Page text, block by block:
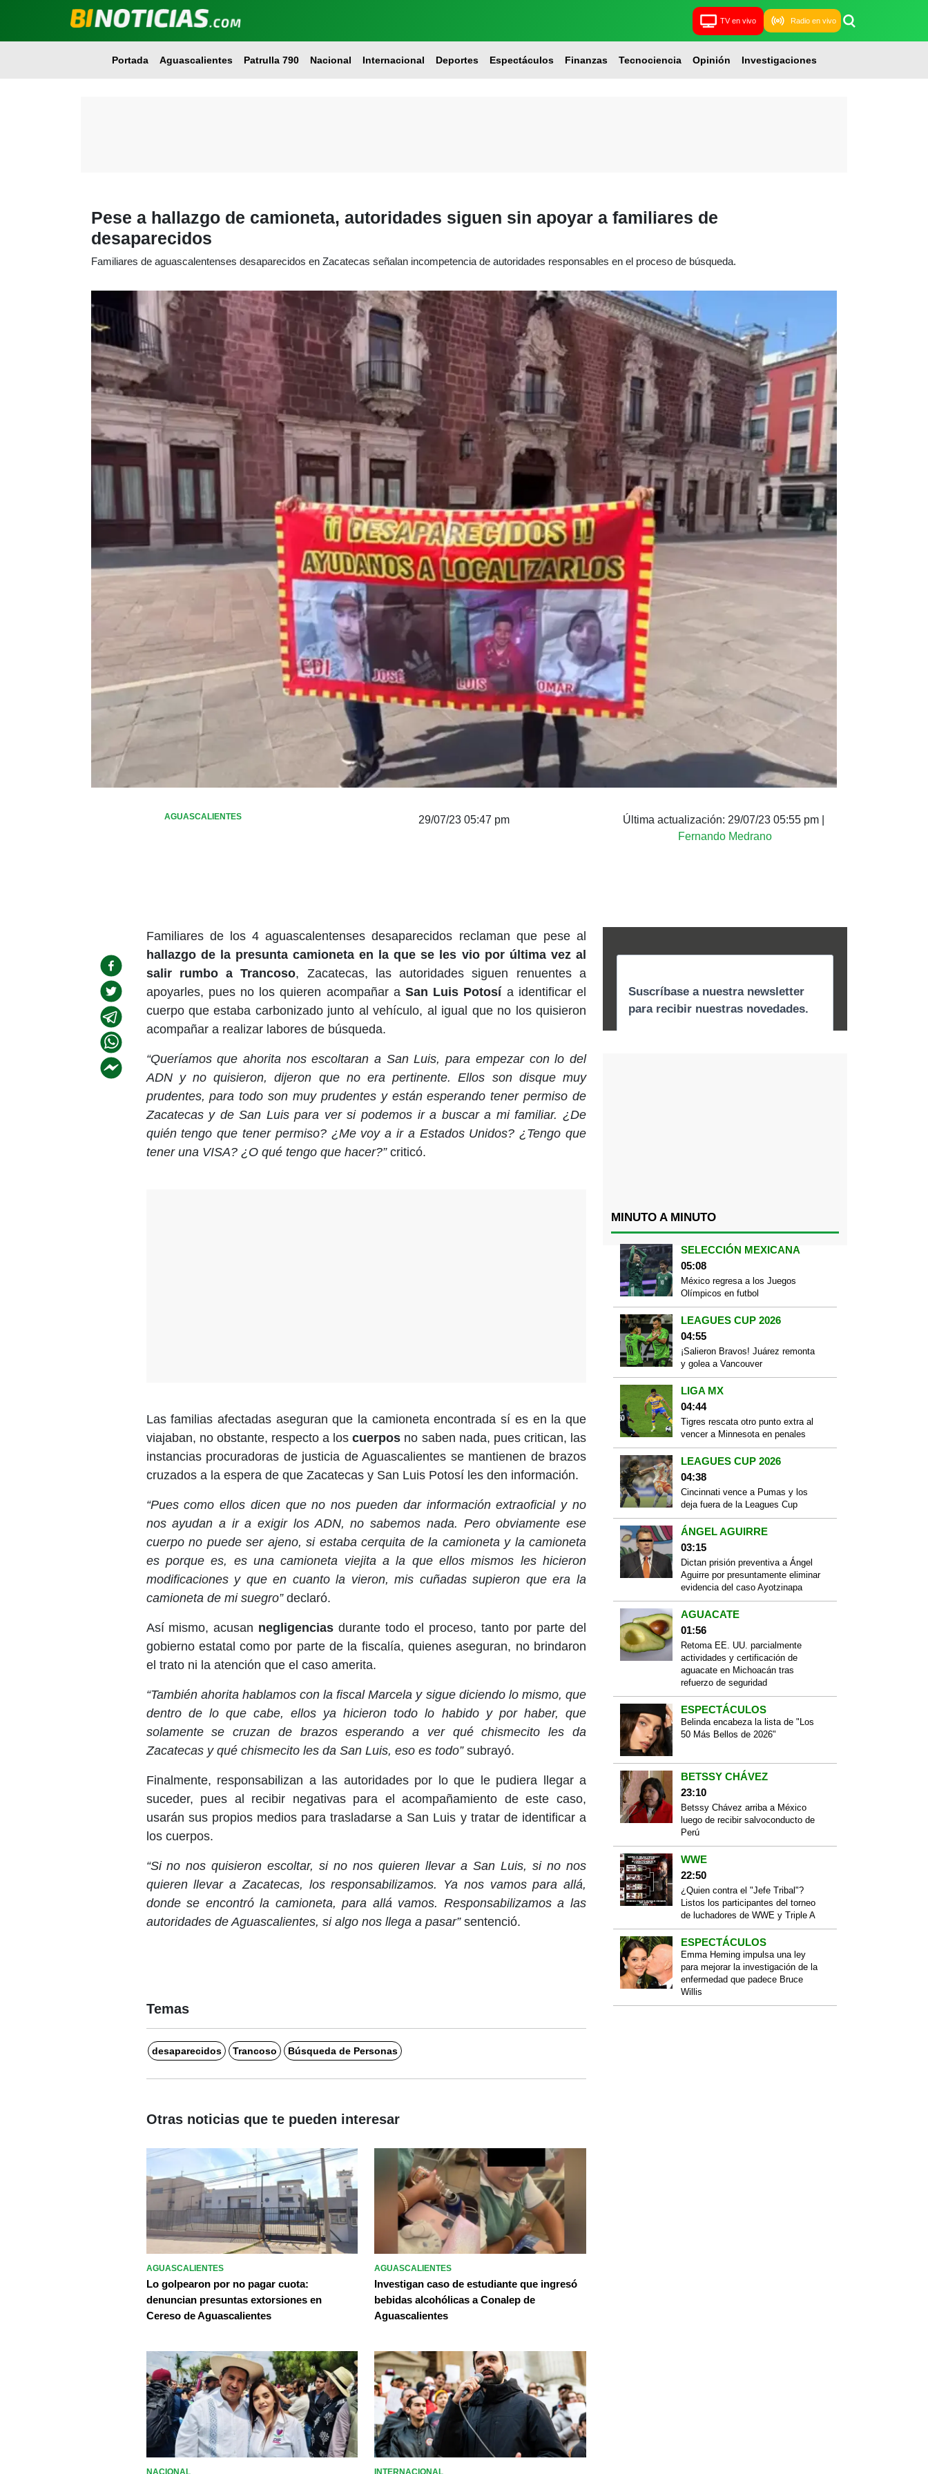
TV en vivo Radio en vivo
Portada Aguascalientes Patrulla 790 Nacional Internacional Deportes Espectáculos Finanzas Tecnociencia Opinión Investigaciones
Pese a hallazgo de camioneta, autoridades siguen sin apoyar a familiares de
desaparecidos
Familiares de aguascalentenses desaparecidos en Zacatecas señalan incompetencia de autoridades responsables en el proceso de búsqueda.
AGUASCALIENTES 29/07/23 05:47 pm Última actualización: 29/07/23 05:55 pm
Fernando Medrano
Familiares de los 4 aguascalentenses desaparecidos reclaman que pese al
hallazgo de la presunta camioneta en la que se les vio por última vez al
salir rumbo a Trancoso, Zacatecas, las autoridades siguen renuentes a
apoyarles, pues no los quieren acompañar a San Luis Potosí a identificar el
cuerpo que estaba carbonizado junto al vehículo, al igual que no los quisieron
acompañar a realizar labores de búsqueda.
“Queríamos que ahorita nos escoltaran a San Luis, para empezar con lo del
ADN y no quisieron, dijeron que no era pertinente. Ellos son disque muy
prudentes, para todo son muy prudentes y están esperando tener permiso de
Zacatecas y de San Luis para ver si podemos ir a buscar a mi familiar. ¿De
quién tengo que tener permiso? ¿Me voy a ir a Estados Unidos? ¿Tengo que
tener una VISA? ¿O qué tengo que hacer?”criticó.
Las familias afectadas aseguran que la camioneta encontrada sí es en la que
viajaban, no obstante, respecto a loscuerpos no saben nada, pues critican, las
instancias procuradoras de justicia de Aguascalientes se mantienen de brazos
cruzados a la espera de que Zacatecas y San Luis Potosí les den información.
“Pues como ellos dicen que no nos pueden dar información extraoficial y no
nos ayudan a ir a exigir los ADN, no sabemos nada. Pero obviamente ese
cuerpo no puede ser ajeno, si estaba cerquita de la camioneta y la camioneta
es porque es, es una camioneta viejita a la que ellos mismos les hicieron
modificaciones y que en cuanto la vieron, mis cuñadas supieron que era la
camioneta de mi suegro”declaró.
Así mismo, acusan negligencias durante todo el proceso, tanto por parte del
gobierno estatal como por parte de la fiscalía, quienes aseguran, no brindaron
el trato ni la atención que el caso amerita.
“También ahorita hablamos con la fiscal Marcela y sigue diciendo lo mismo, que
dentro de lo que cabe, ellos ya hicieron todo lo habido y por haber, que
solamente se cruzan de brazos esperando a ver qué chismecito les da
Zacatecas y qué chismecito les da San Luis, eso es todo”subrayó.
Finalmente, responsabilizan a las autoridades por lo que le pudiera llegar a
suceder, pues al recibir negativas para el acompañamiento de este caso,
usarán sus propios medios para trasladarse a San Luis y tratar de identificar a
los cuerpos.
“Si no nos quisieron escoltar, si no nos quieren llevar a San Luis, si no nos
quieren llevar a Zacatecas, los responsabilizamos. Ya nos vamos para allá,
donde se encontró la camioneta, para allá vamos. Responsabilizamos a las
autoridades de Aguascalientes, si algo nos llega a pasar”sentenció.
Temas
desaparecidos Trancoso Búsqueda de Personas
MINUTO A MINUTO
SELECCIÓN MEXICANA
05:08
México regresa a los Juegos
Olímpicos en futbol
LEAGUES CUP 2026
04:55
¡Salieron Bravos! Juárez remonta
y golea a Vancouver
LIGA MX
04:44
Tigres rescata otro punto extra al
vencer a Minnesota en penales
LEAGUES CUP 2026
04:38
Cincinnati vence a Pumas y los
deja fuera de la Leagues Cup
ÁNGEL AGUIRRE
03:15
Dictan prisión preventiva a Ángel
Aguirre por presuntamente eliminar
evidencia del caso Ayotzinapa
AGUACATE
01:56
Retoma EE. UU. parcialmente
actividades y certificación de
aguacate en Michoacán tras
refuerzo de seguridad
ESPECTÁCULOS
Belinda encabeza la lista de "Los
50 Más Bellos de 2026"
BETSSY CHÁVEZ
23:10
Betssy Chávez arriba a México
luego de recibir salvoconducto de
Perú
WWE
22:50
¿Quien contra el "Jefe Tribal"?
Listos los participantes del torneo
de luchadores de WWE y Triple A
ESPECTÁCULOS
Emma Heming impulsa una ley
para mejorar la investigación de la
enfermedad que padece Bruce
Willis
Otras noticias que te pueden interesar
AGUASCALIENTES
Lo golpearon por no pagar cuota:
denuncian presuntas extorsiones en
Cereso de Aguascalientes
AGUASCALIENTES
Investigan caso de estudiante que ingresó
bebidas alcohólicas a Conalep de
Aguascalientes
NACIONAL INTERNACIONAL